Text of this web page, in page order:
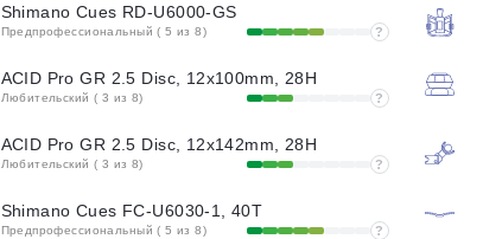
Shimano Cues RD-U6000-GS
Предпрофессиональный ( 5 из 8) ?
ACID Pro GR 2.5 Disc, 12x100mm, 28H
Любительский ( 3 из 8) ?
ACID Pro GR 2.5 Disc, 12x142mm, 28H
Любительский ( 3 из 8) ?
Shimano Cues FC-U6030-1, 40T
Предпрофессиональный ( 5 из 8) ?